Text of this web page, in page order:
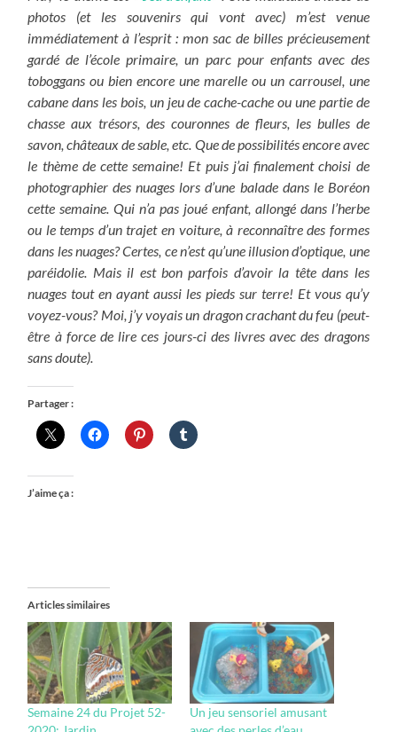
photos (et les souvenirs qui vont avec) m’est venue
immédiatement à l’esprit : mon sac de billes précieusement
gardé de l’école primaire, un parc pour enfants avec des
toboggans ou bien encore une marelle ou un carrousel, une
cabane dans les bois, un jeu de cache-cache ou une partie de
chasse aux trésors, des couronnes de fleurs, les bulles de
savon, châteaux de sable, etc. Que de possibilités encore avec
le thème de cette semaine! Et puis j’ai finalement choisi de
photographier des nuages lors d’une balade dans le Boréon
cette semaine. Qui n’a pas joué enfant, allongé dans l’herbe
ou le temps d’un trajet en voiture, à reconnaître des formes
dans les nuages? Certes, ce n’est qu’une illusion d’optique, une
paréidolie. Mais il est bon parfois d’avoir la tête dans les
nuages tout en ayant aussi les pieds sur terre! Et vous qu’y
voyez-vous? Moi, j’y voyais un dragon crachant du feu (peut-
être à force de lire ces jours-ci des livres avec des dragons
sans doute).
Partager :
J’aime ça :
Articles similaires
Semaine 24 du Projet 52-
Un jeu sensoriel amusant